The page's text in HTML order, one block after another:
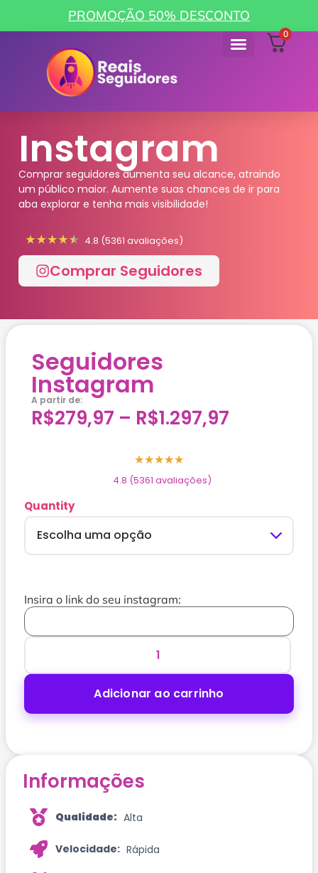
PROMOÇÃO 50% DESCONTO
0
Instagram
Comprar seguidores aumenta seu alcance, atraindo
um público maior. Aumente suas chances de ir para
aba explorar e tenha mais visibilidade!
4.8 (5361 avaliações)
Comprar Seguidores
Seguidores
Instagram
A partir de:
R$279,97 – R$1.297,97
★★★★★
4.8 (5361 avaliações)
Quantity
Insira o link do seu instagram:
Adicionar ao carrinho
Informações
Qualidade: Alta
Velocidade: Rápida